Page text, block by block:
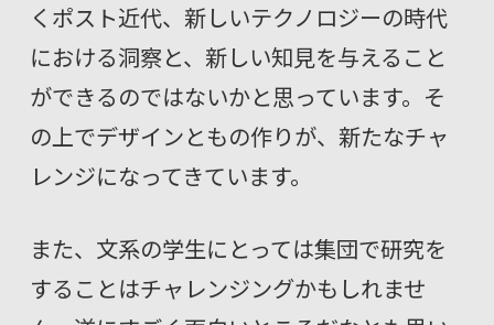
くポスト近代、新しいテクノロジーの時代
における洞察と、新しい知見を与えること
ができるのではないかと思っています。そ
の上でデザインともの作りが、新たなチャ
レンジになってきています。
また、文系の学生にとっては集団で研究を
することはチャレンジングかもしれませ